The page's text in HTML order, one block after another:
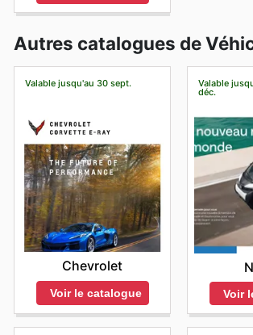
Autres catalogues de
Valable jusqu'au 30 sept.
Chevrolet
Voir le catalogue
Valable
déc.
Voir